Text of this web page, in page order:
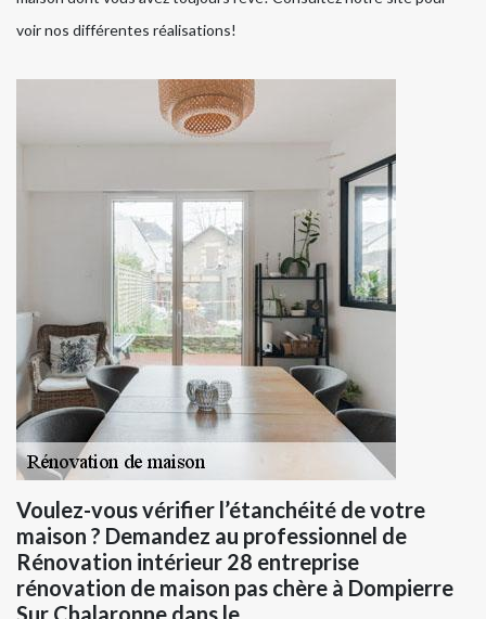
voir nos différentes réalisations!
Voulez-vous vérifier l’étanchéité de votre
maison ? Demandez au professionnel de
Rénovation intérieur 28 entreprise
rénovation de maison pas chère à Dompierre
Sur Chalaronne dans le